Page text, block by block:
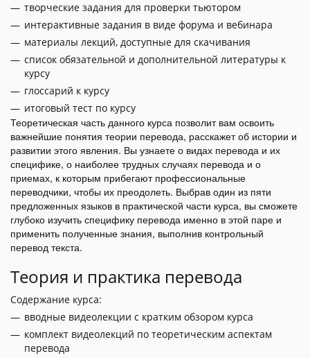
творческие задания для проверки тьютором
интерактивные задания в виде форума и вебинара
материалы лекций, доступные для скачивания
список обязательной и дополнительной литературы к
курсу
глоссарий к курсу
итоговый тест по курсу
Теоретическая часть данного курса позволит вам освоить
важнейшие понятия теории перевода, расскажет об истории и
развитии этого явления. Вы узнаете о видах перевода и их
специфике, о наиболее трудных случаях перевода и о
приемах, к которым прибегают профессиональные
переводчики, чтобы их преодолеть. Выбрав один из пяти
предложенных языков в практической части курса, вы сможете
глубоко изучить специфику перевода именно в этой паре и
применить полученные знания, выполнив контрольный
перевод текста.
Теория и практика перевода
Содержание курса:
вводные видеолекции с кратким обзором курса
комплект видеолекций по теоретическим аспектам
перевода